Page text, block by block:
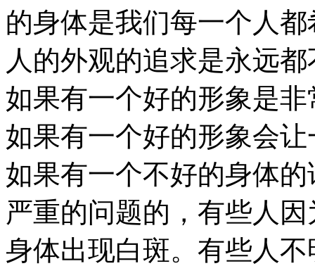
的身体是我们每一个人
人的外观的追求是永远
如果有一个好的形象是
如果有一个好的形象会
如果有一个不好的身体
严重的问题的，有些人
身体出现白斑。有些人